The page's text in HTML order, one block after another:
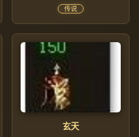
传说
玄天